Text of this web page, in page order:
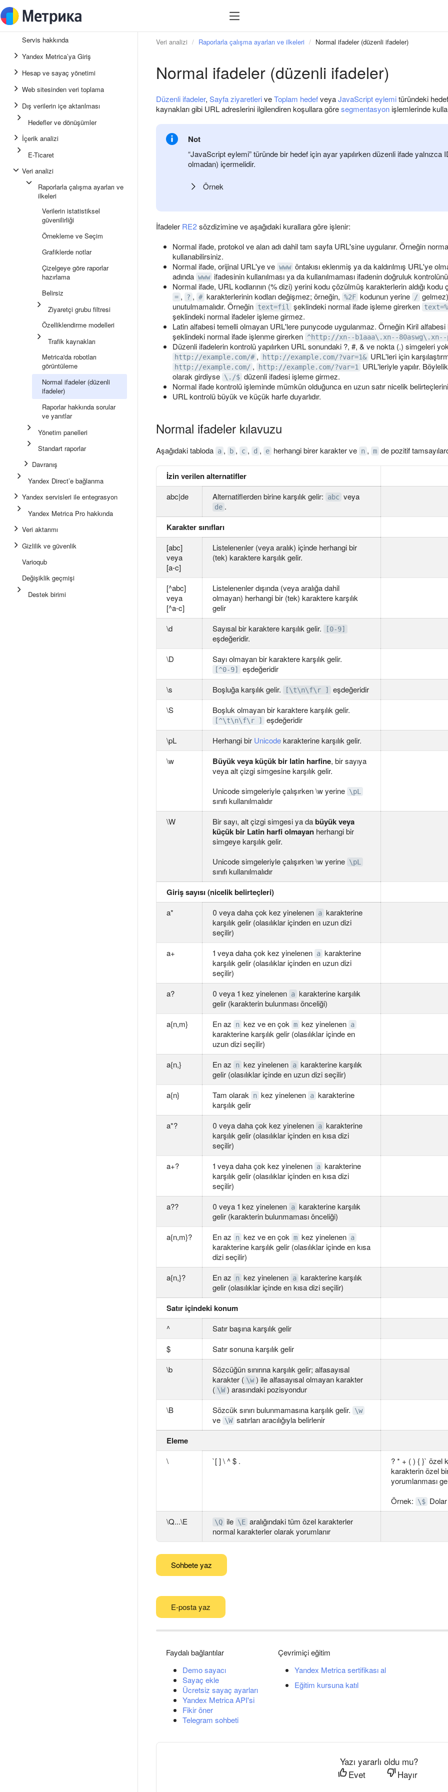
Servis hakkında
Yandex Metrica’ya Giriş
Hesap ve sayaç yönetimi
Web sitesinden veri toplama
Dış verilerin içe aktarılması
Hedefler ve dönüşümler
İçerik analizi
E-Ticaret
Veri analizi
Raporlarla çalışma ayarları ve
ilkeleri
Verilerin istatistiksel
güvenilirliği
Örnekleme ve Seçim
Grafiklerde notlar
Çizelgeye göre raporlar
hazırlama
Belirsiz
Ziyaretçi grubu filtresi
Özelliklendirme modelleri
Trafik kaynakları
Metrica'da robotları
görüntüleme
Normal ifadeler (düzenli
ifadeler)
Raporlar hakkında sorular
ve yanıtlar
Yönetim panelleri
Standart raporlar
Davranış
Yandex Direct’e bağlanma
Yandex servisleri ile entegrasyon
Yandex Metrica Pro hakkında
Veri aktarımı
Gizlilik ve güvenlik
Varioqub
Değişiklik geçmişi
Destek birimi
Veri analizi Raporlarla çalışma ayarları ve ilkeleri Normal ifadeler (düzenli ifadeler)
Normal ifadeler (düzenli ifadeler)
Düzenli ifadeler, Sayfa ziyaretleriveToplam hedefveyaJavaScript eylemitüründeki
kaynakları gibi URL adreslerini ilgilendiren koşullara göresegmentasyon işlemlerinde
Not
“JavaScript eylemi” türünde bir hedef için ayar yapılırken düzenli ifade yalnızca
olmadan) içermelidir.
Örnek
İfadeler RE2 sözdizimine ve aşağıdaki kurallara göre işlenir:
Normal ifade, protokol ve alan adı dahil tam sayfa URL'sine uygulanır. Örneğin
kullanabilirsiniz.
Normal ifade, orijinal URL'ye ve www öntakısı eklenmiş ya da kaldırılmış URL'ye
adında www ifadesinin kullanılması ya da kullanılmaması ifadenin doğruluk
Normal ifade, URL kodlarının (% dizi) yerini kodu çözülmüş karakterlerin aldığı
= , ? , # karakterlerinin kodları değişmez; örneğin, %2F kodunun yerine /
unutulmamalıdır. Örneğin text=fil şeklindeki normal ifade işleme girerken
şeklindeki normal ifadeler işleme girmez.
Latin alfabesi temelli olmayan URL'lere punycode uygulanmaz. Örneğin Kiril alfabesi
şeklindeki normal ifade işlenme girerken ^http://xn--b1aaa\.xn--
Düzenli ifadelerin kontrolü yapılırken URL sonundaki ?, #, & ve nokta (.) simgeleri
http://example.com/# , http://example.com/?var=1& URL'leri için
http://example.com/ , http://example.com/?var=1
URL'leriyle yapılır.
olarak girdiyse \./$ düzenli ifadesi işleme girmez.
Normal ifade kontrolü işleminde mümkün olduğunca en uzun satır nicelik belirteçlerinin
URL kontrolü büyük ve küçük harfe duyarlıdır.
Normal ifadeler kılavuzu
Aşağıdaki tabloda a , b , c , d , e herhangi birer karakter ve n , m de pozitif
İzin verilen alternatifler
abc|de Alternatiflerden birine karşılık gelir: abc veya
de .
Karakter sınıfları
[abc]
veya
[a-c]
Listelenenler (veya aralık) içinde herhangi bir
(tek) karaktere karşılık gelir.
[^abc]
veya
[^a-c]
Listelenenler dışında (veya aralığa dahil
olmayan) herhangi bir (tek) karaktere karşılık
gelir
\d
Sayısal bir karaktere karşılık gelir. [0-9]
eşdeğeridir.
\D
Sayı olmayan bir karaktere karşılık gelir.
[^0-9]
eşdeğeridir
\s
Boşluğa karşılık gelir. [\t\n\f\r ]
eşdeğeridir
\S
Boşluk olmayan bir karaktere karşılık gelir.
[^\t\n\f\r ]
eşdeğeridir
\pL
Herhangi bir Unicodekarakterine karşılık gelir.
\w
Büyük veya küçük bir latin harfine, bir sayıya
veya alt çizgi simgesine karşılık gelir.
Unicode simgeleriyle çalışırken \w yerine \pL
sınıfı kullanılmalıdır
\W
Bir sayı, alt çizgi simgesi ya dabüyük veya
küçük bir Latin harfi olmayan herhangi bir
simgeye karşılık gelir.
Unicode simgeleriyle çalışırken \w yerine \pL
sınıfı kullanılmalıdır
Giriş sayısı (nicelik belirteçleri)
a* 0 veya daha çok kez yinelenen a karakterine
karşılık gelir (olasılıklar içinden en uzun dizi
seçilir)
a+
1 veya daha çok kez yinelenen a karakterine
karşılık gelir (olasılıklar içinden en uzun dizi
seçilir)
a?
0 veya 1 kez yinelenen a karakterine karşılık
gelir (karakterin bulunması önceliği)
a{n,m}
En az n kez ve en çok m kez yinelenen a
karakterine karşılık gelir (olasılıklar içinde en
uzun dizi seçilir)
a{n,}
En az n kez yinelenen a karakterine karşılık
gelir (olasılıklar içinde en uzun dizi seçilir)
a{n}
Tam olarak n kez yinelenen a karakterine
karşılık gelir
a*?
0 veya daha çok kez yinelenen a karakterine
karşılık gelir (olasılıklar içinden en kısa dizi
seçilir)
a+?
1 veya daha çok kez yinelenen a karakterine
karşılık gelir (olasılıklar içinden en kısa dizi
seçilir)
a??
0 veya 1 kez yinelenen a karakterine karşılık
gelir (karakterin bulunmaması önceliği)
a{n,m}?
En az n kez ve en çok m kez yinelenen a
karakterine karşılık gelir (olasılıklar içinde en kısa
dizi seçilir)
a{n,}?
En az n kez yinelenen a karakterine karşılık
gelir (olasılıklar içinde en kısa dizi seçilir)
Satır içindeki konum
^
Satır başına karşılık gelir
$
Satır sonuna karşılık gelir
\b
Sözcüğün sınırına karşılık gelir; alfasayısal
karakter ( \w ) ile alfasayısal olmayan karakter
( \W ) arasındaki pozisyondur
\B
Sözcük sınırı bulunmamasına karşılık gelir. \w
ve \W satırları aracılığıyla belirlenir
Eleme
\ `[ ] \ ^ $ .
? * + ( ) { }` özel
karakterin özel
yorumlanması
Örnek:
\$
\Q...\E
\Q ile \E aralığındaki tüm özel karakterler
normal karakterler olarak yorumlanır
Sohbete yaz
E-posta yaz
Faydalı bağlantılar
Demo sayacı
Sayaç ekle
Ücretsiz sayaç ayarları
Yandex Metrica API'si
Fikir öner
Telegram sohbeti
Çevrimiçi eğitim
Yandex Metrica sertifikası al
Eğitim kursuna katıl
Yazı yararlı oldu mu?
Evet
Hayır